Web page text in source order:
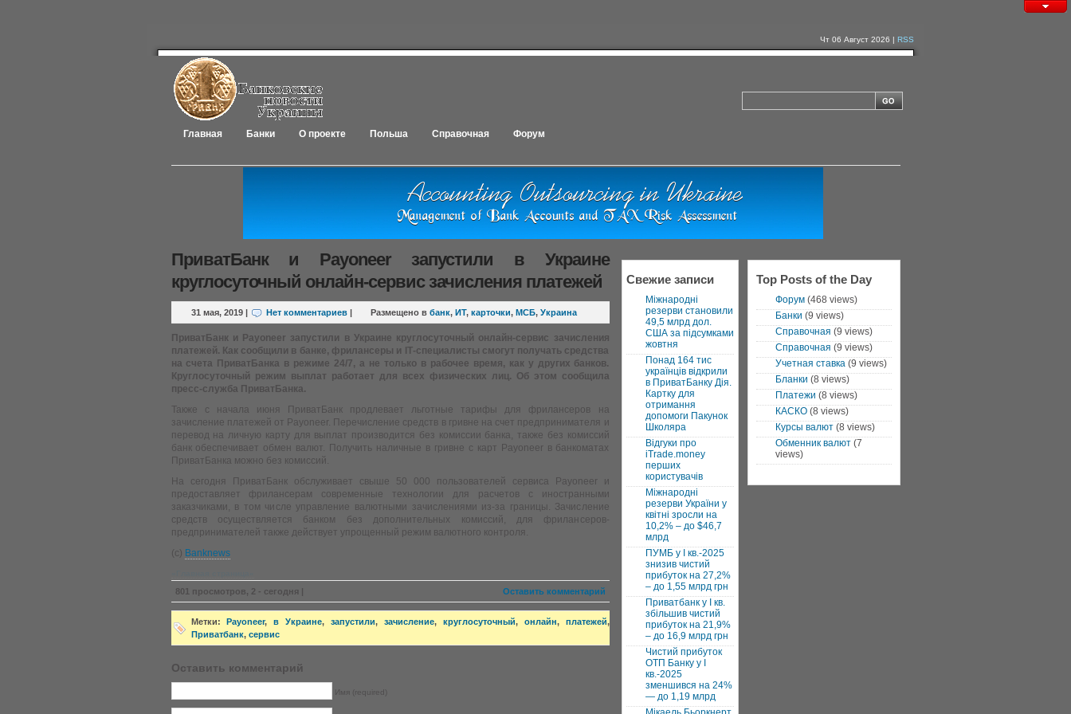
Чт 06 Август 2026 | RSS
Главная Банки О проекте Польша Справочная Форум
ПриватБанк и Payoneer запустили в Украине
круглосуточный онлайн-сервис зачисления платежей
31 мая, 2019| Нет комментариев | Размещено в банк, ИТ, карточки, МСБ, Украина
ПриватБанк и Payoneer запустили в Украине круглосуточный онлайн-сервис зачисления
платежей. Как сообщили в банке, фрилансеры и ІТ-специалисты смогут получать средства
на счета ПриватБанка в режиме 24/7, а не только в рабочее время, как у других банков.
Круглосуточный режим выплат работает для всех физических лиц. Об этом сообщила
пресс-служба ПриватБанка.
Также с начала июня ПриватБанк продлевает льготные тарифы для фрилансеров на
зачисление платежей от Payoneer. Перечисление средств в гривне на счет предпринимателя и
перевод на личную карту для выплат производится без комиссии банка, также без комиссий
банк обеспечивает обмен валют. Получить наличные в гривне с карт Payoneer в банкоматах
ПриватБанка можно без комиссий.
На сегодня ПриватБанк обслуживает свыше 50 000 пользователей сервиса Payoneer и
предоставляет фрилансерам современные технологии для расчетов с иностранными
заказчиками, в том числе управление валютными зачислениями из-за границы. Зачисление
средств осуществляется банком без дополнительных комиссий, для фрилансеров-
предпринимателей также действует упрощенный режим валютного контроля.
(с) Banknews
Оставить комментарий
801 просмотров, 2 - сегодня |
Метки:Payoneer,в Украине, запустили, зачисление, круглосуточный, онлайн, платежей,
Приватбанк, сервис
Оставить комментарий
Имя (required)
Свежие записи
Міжнародні
резерви становили
49,5 млрд дол.
США за підсумками
жовтня
Понад 164 тис
українців відкрили
в ПриватБанку Дія.
Картку для
отримання
допомоги Пакунок
Школяра
Відгуки про
iTrade.money
перших
користувачів
Міжнародні
резерви України у
квітні зросли на
10,2% – до $46,7
млрд
ПУМБ у I кв.-2025
знизив чистий
прибуток на 27,2%
– до 1,55 млрд грн
Приватбанк у І кв.
збільшив чистий
прибуток на 21,9%
– до 16,9 млрд грн
Чистий прибуток
ОТП Банку у І
кв.-2025
зменшився на 24%
— до 1,19 млрд
Top Posts of the Day
Форум(468 views)
Банки (9 views)
Справочная (9 views)
Справочная (9 views)
Учетная ставка(9 views)
Бланки (8 views)
Платежи (8 views)
КАСКО(8 views)
Курсы валют(8 views)
Обменник валют(7
views)